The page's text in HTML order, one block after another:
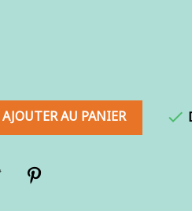
AJOUTER AU PANIER
